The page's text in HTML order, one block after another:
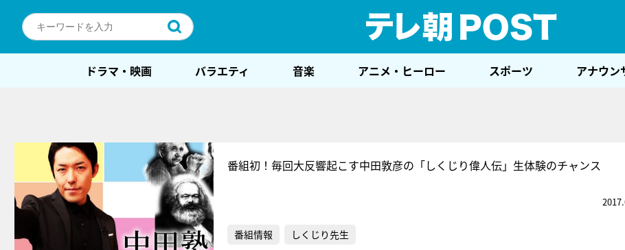
ドラマ・映画 バラエティ 音楽 アニメ・ヒーロー スポーツ アナウン
番組初！毎回大反響起こす中田敦彦の「しくじり偉人伝」生体験のチャンス
番組情報 しくじり先生